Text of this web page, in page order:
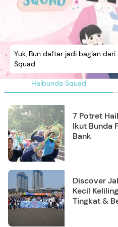
Haibunda Squad
Yuk, Bun daftar jadi bagian dari
Squad
7 Potret
Ikut Bunda
Bank
Discover
Kecil
Tingkat &